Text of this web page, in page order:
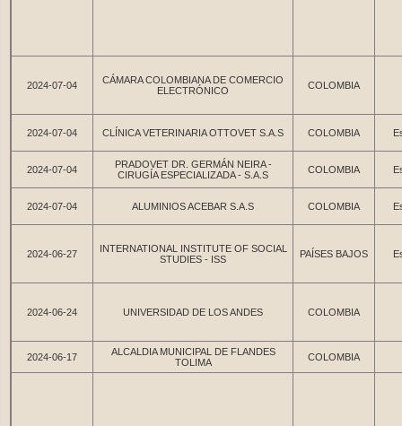
2024-07-04
CÁMARA COLOMBIANA DE COMERCIO
ELECTRÓNICO
COLOMBIA
2024-07-04 CLÍNICA VETERINARIA OTTOVET S.A.S COLOMBIA
2024-07-04
PRADOVET DR. GERMÁN NEIRA -
CIRUGÍA ESPECIALIZADA - S.A.S
COLOMBIA
2024-07-04 ALUMINIOS ACEBAR S.A.S COLOMBIA
2024-06-27
INTERNATIONAL INSTITUTE OF SOCIAL
STUDIES - ISS
PAÍSES BAJOS
2024-06-24 UNIVERSIDAD DE LOS ANDES COLOMBIA
2024-06-17
ALCALDIA MUNICIPAL DE FLANDES
TOLIMA
COLOMBIA